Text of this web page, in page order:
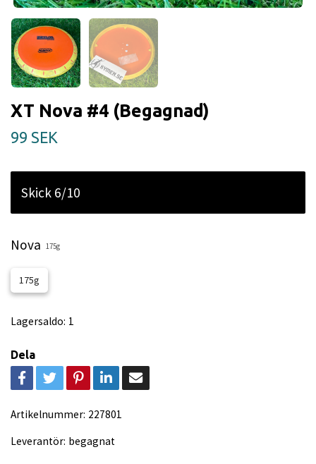
XT Nova #4 (Begagnad)
99 SEK
Skick 6/10
Nova 175g
175g
Lagersaldo: 1
Dela
Artikelnummer: 227801
Leverantör: begagnat